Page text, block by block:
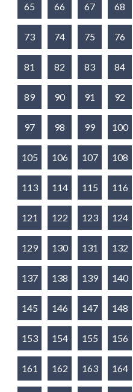
65 66 67 68
73 74 75 76
81 82 83 84
89 90 91 92
97 98 99 100
105 106 107 108
113 114 115 116
121 122 123 124
129 130 131 132
137 138 139 140
145 146 147 148
153 154 155 156
161 162 163 164